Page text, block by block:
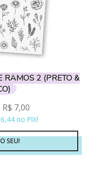
RAMOS 2 (PRETO &
R$ 7,00
no PIX!
SEU!